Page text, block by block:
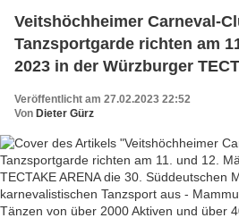
Veitshöchheimer Carneval-
Tanzsportgarde richten am
2023 in der Würzburger
karnevalistischen Tanzsport
2000 Aktiven und über 4000
Veröffentlicht am 27.02.2023 22:52
Von Dieter Gürz